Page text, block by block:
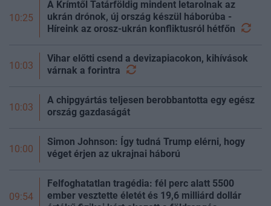
10:25
A Krímtől Tatárföldig mindent letarolnak az
ukrán drónok, új ország készül háborúba -
Híreink az orosz-ukrán konfliktusról hétfőn
10:03
Vihar előtti csend a devizapiacokon, kihívások
várnak a forintra
10:03
A chipgyártás teljesen berobbantotta egy egész
ország gazdaságát
10:00
Simon Johnson: Így tudná Trump elérni, hogy
véget érjen az ukrajnai háború
09:54
Felfoghatatlan tragédia: fél perc alatt 5500
ember vesztette életét és 19,6 milliárd dollár